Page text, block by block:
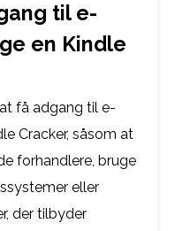
til e-
en Kindle
få adgang til e-
Cracker, såsom at
forhandlere, bruge
eller
der tilbyder